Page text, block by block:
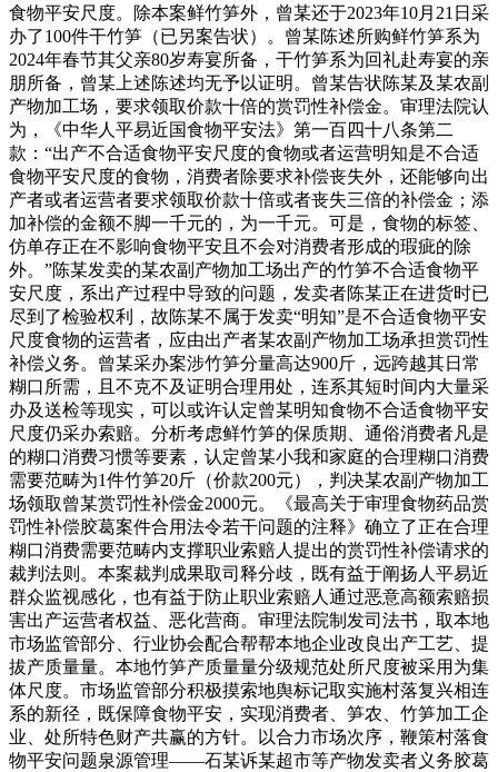
食物平安尺度。除本案鲜竹笋外，曾某还于2023年10月21日采
办了100件干竹笋（已另案告状）。曾某陈述所购鲜竹笋系为
2024年春节其父亲80岁寿宴所备，干竹笋系为回礼赴寿宴的亲
朋所备，曾某上述陈述均无予以证明。曾某告状陈某及某农副
产物加工场，要求领取价款十倍的赏罚性补偿金。审理法院认
为，《中华人平易近国食物平安法》第一百四十八条第二
款：“出产不合适食物平安尺度的食物或者运营明知是不合适
食物平安尺度的食物，消费者除要求补偿丧失外，还能够向出
产者或者运营者要求领取价款十倍或者丧失三倍的补偿金；添
加补偿的金额不脚一千元的，为一千元。可是，食物的标签、
仿单存正在不影响食物平安且不会对消费者形成的瑕疵的除
外。”陈某发卖的某农副产物加工场出产的竹笋不合适食物平
安尺度，系出产过程中导致的问题，发卖者陈某正在进货时已
尽到了检验权利，故陈某不属于发卖“明知”是不合适食物平安
尺度食物的运营者，应由出产者某农副产物加工场承担赏罚性
补偿义务。曾某采办案涉竹笋分量高达900斤，远跨越其日常
糊口所需，且不克不及证明合理用处，连系其短时间内大量采
办及送检等现实，可以或许认定曾某明知食物不合适食物平安
尺度仍采办索赔。分析考虑鲜竹笋的保质期、通俗消费者凡是
的糊口消费习惯等要素，认定曾某小我和家庭的合理糊口消费
需要范畴为1件竹笋20斤（价款200元），判决某农副产物加工
场领取曾某赏罚性补偿金2000元。《最高关于审理食物药品赏
罚性补偿胶葛案件合用法令若干问题的注释》确立了正在合理
糊口消费需要范畴内支撑职业索赔人提出的赏罚性补偿请求的
裁判法则。本案裁判成果取司释分歧，既有益于阐扬人平易近
群众监视感化，也有益于防止职业索赔人通过恶意高额索赔损
害出产运营者权益、恶化营商。审理法院制发司法书，取本地
市场监管部分、行业协会配合帮帮本地企业改良出产工艺、提
拔产质量量。本地竹笋产质量量分级规范处所尺度被采用为集
体尺度。市场监管部分积极摸索地舆标记取实施村落复兴相连
系的新径，既保障食物平安，实现消费者、笋农、竹笋加工企
业、处所特色财产共赢的方针。以合力市场次序，鞭策村落食
物平安问题泉源管理——石某诉某超市等产物发卖者义务胶葛